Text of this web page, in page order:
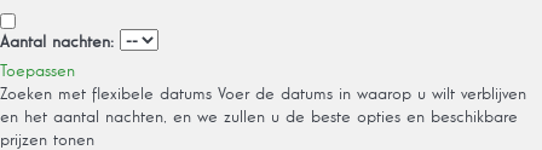
Aantal nachten:
Toepassen
Zoeken met flexibele datums Voer de datums in waarop u wilt verblijven
en het aantal nachten, en we zullen u de beste opties en beschikbare
prijzen tonen